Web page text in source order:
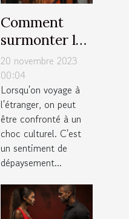
Comment
surmonter le
choc culturel
lors d'un
voyage
20 novembre 2023
00:04
Lorsqu'on voyage à
l'étranger, on peut
être confronté à un
choc culturel. C'est
un sentiment de
dépaysement...